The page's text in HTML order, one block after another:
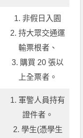
1. 非假日入園
2. 持大眾交通運
輸票根者、
3. 購買 20 張以
上全票者。
1. 軍警人員持有
證件者。
2. 學生(憑學生